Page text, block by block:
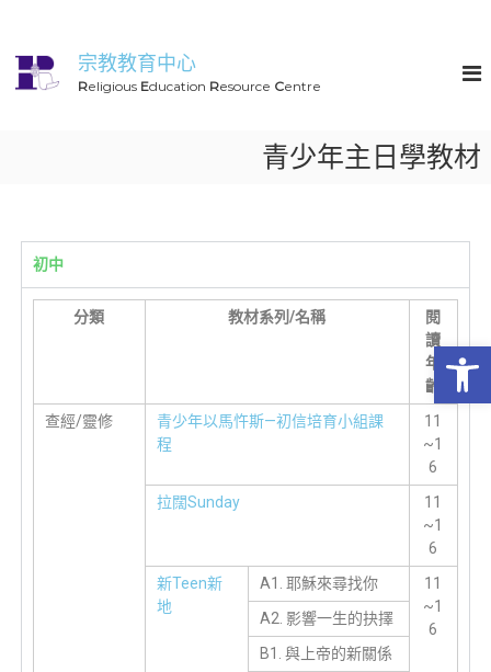
宗教教育中心
Religious Education Resource Centre
青少年主日學教材
初中
分類 教材系列/名稱
閱
讀
年
齡
查經/靈修
青少年以馬忤斯—初信培育小組課
程
11
~1
6
拉闊Sunday
11
~1
6
新Teen新
地
A1. 耶穌來尋找你
11
~1
6
A2. 影響一生的抉擇
B1. 與上帝的新關係